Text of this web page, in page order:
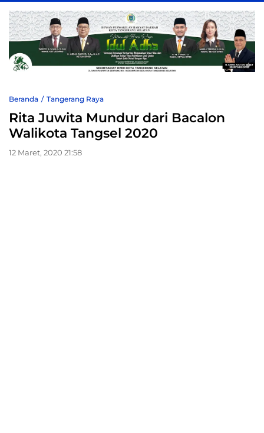
Beranda Tangerang Raya
Rita Juwita Mundur dari Bacalon
Walikota Tangsel 2020
12 Maret, 2020 21:58